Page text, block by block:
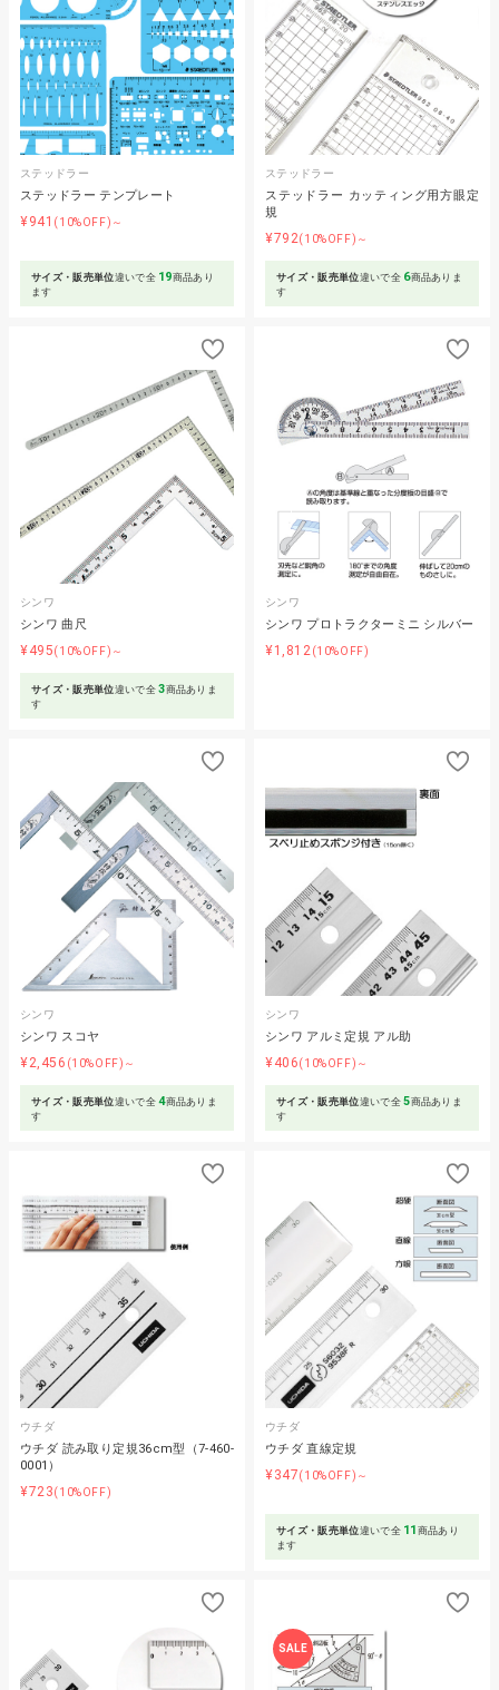
ステッドラー
ステッドラー テンプレート
¥941 (10%OFF)～
サイズ・販売単位違いで全 19商品あり
ます
ステッドラー
ステッドラー カッティング用方眼定
規
¥792(10%OFF)～
サイズ・販売単位違いで全 6商品ありま
す
シンワ
シンワ 曲尺
¥495(10%OFF)～
サイズ・販売単位違いで全3商品ありま
す
シンワ
シンワ プロトラクターミニ シルバー
¥1,812 (10%OFF)
シンワ
シンワ スコヤ
¥2,456 (10%OFF)～
サイズ・販売単位違いで全4商品ありま
す
シンワ
シンワ アルミ定規 アル助
¥406(10%OFF)～
サイズ・販売単位違いで全5商品ありま
す
ウチダ
ウチダ 読み取り定規36cm型（7-460-
0001）
¥723(10%OFF)
ウチダ
ウチダ 直線定規
¥347(10%OFF)～
サイズ・販売単位違いで全 11 商品あり
ます
SALE